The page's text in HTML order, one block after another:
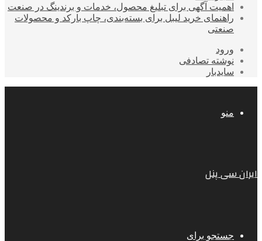
اهمیت آگهی برای تبلیغ محصول، خدمات و برندینگ در صنعت
راهنمای خرید لیبل برای بسته‌بندی، چاپ بارکد و محصولات
صنعتی
ورود
نوشته تصادفی
سایدبار
منو
ایران سی پنل
جستجو برای